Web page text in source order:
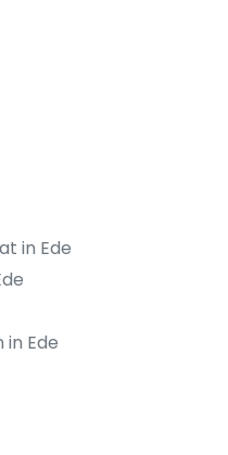
in Ede
Ede